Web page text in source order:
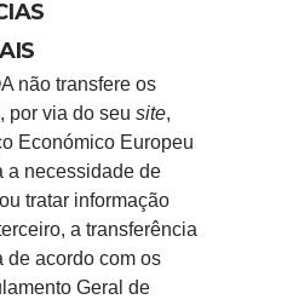
não transfere os
por via do seu site,
Económico Europeu
a necessidade de
tratar informação
a transferência
de acordo com os
Geral de